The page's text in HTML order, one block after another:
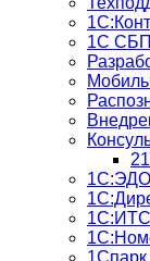
1С СБП
1С:ЭДО
1С:ИТС
1Спарк